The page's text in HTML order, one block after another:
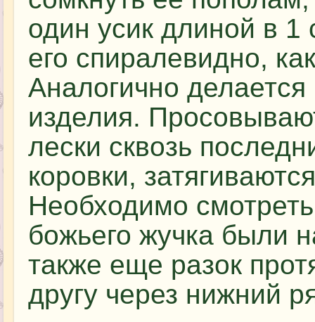
один усик длиной в 1
его спиралевидно,
Аналогично
изделия.
лески сквозь
коровки,
Необходимо
божьего жучка были
также еще разок
другу через нижний